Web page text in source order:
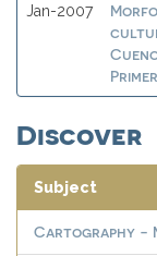
Jan-2007
Discover
Subject
Cartography -